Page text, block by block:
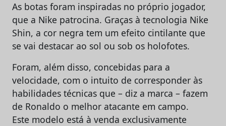
As botas foram inspiradas no próprio jogador,
que a Nike patrocina. Graças à tecnologia Nike
Shin, a cor negra tem um efeito cintilante que
se vai destacar ao sol ou sob os holofotes.
Foram, além disso, concebidas para a
velocidade, com o intuito de corresponder às
habilidades técnicas que – diz a marca – fazem
de Ronaldo o melhor atacante em campo.
Este modelo está à venda exclusivamente